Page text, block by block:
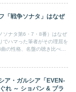
「戦争ソナタ」はなぜ
ソナタ第6・7・8番）はなぜ
でハマった筆者がその理屈を
の性格、名盤の聴き比べ、
ア・ガルシア「EVEN-
れ ～ ショパン & ブラ